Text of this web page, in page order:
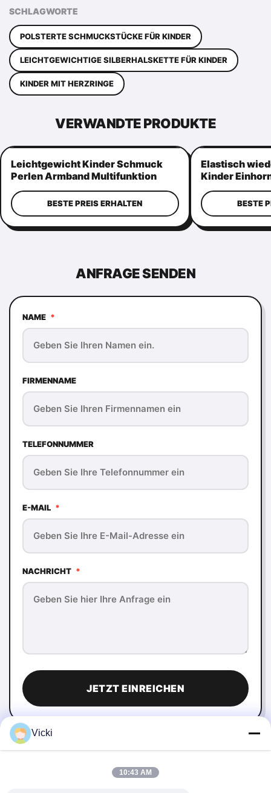
SCHLAGWORTE
POLSTERTE SCHMUCKSTÜCKE FÜR KINDER
LEICHTGEWICHTIGE SILBERHALSKETTE FÜR KINDER
KINDER MIT HERZRINGE
VERWANDTE PRODUKTE
Leichtgewicht Kinder Schmuck
Perlen Armband Multifunktion
Praktisch
BESTE PREIS ERHALTEN
Elastisch
Kinder
Mehrzweck
BESTE
ANFRAGE SENDEN
NAME *
FIRMENNAME
TELEFONNUMMER
E-MAIL *
NACHRICHT *
JETZT EINREICHEN
Vicki
10:43 AM